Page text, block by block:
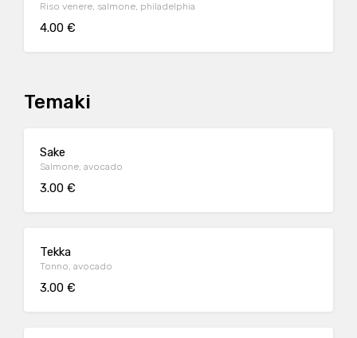
Riso venere, salmone, philadelphia
4.00 €
Temaki
Sake
Salmone, avocado
3.00 €
Tekka
Tonno, avocado
3.00 €